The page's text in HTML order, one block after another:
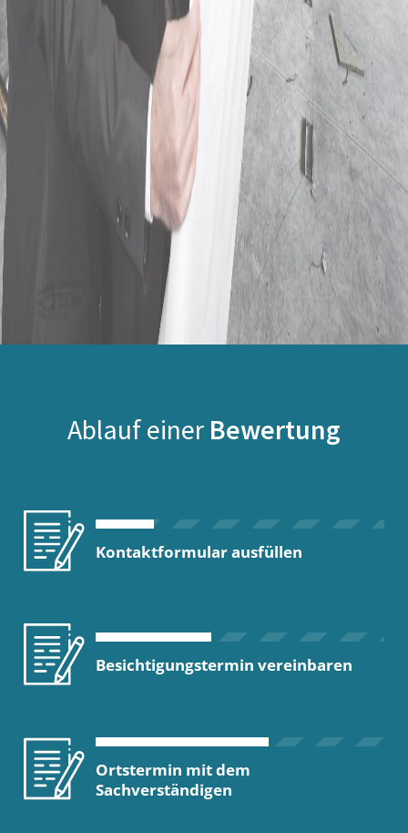
Ablauf einer Bewertung
Kontaktformular ausfüllen
Besichtigungstermin vereinbaren
Ortstermin mit dem
Sachverständigen